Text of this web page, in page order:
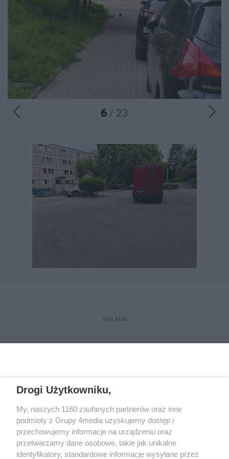
6 / 23
REKLAMA
Reklama Kontakt Regulamin
Dystrybucja
Regulamin prenumeraty
Polityka Prywatności
Drogi Użytkowniku,
My, naszych 1160 zaufanych partnerów oraz inne
podmioty z Grupy 4media uzyskujemy dostęp i
przechowujemy informacje na urządzeniu oraz
przetwarzamy dane osobowe, takie jak unikalne
identyfikatory, standardowe informacje wysyłane przez